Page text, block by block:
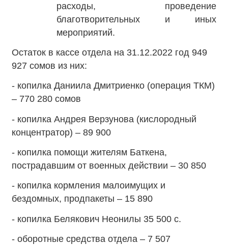
расходы, проведение
благотворительных и иных
мероприятий.
Остаток в кассе отдела на 31.12.2022 год 949
927 сомов из них:
- копилка Даниила Дмитриенко (операция ТКМ)
– 770 280 сомов
- копилка Андрея Верзунова (кислородный
концентратор) – 89 900
- копилка помощи жителям Баткена,
пострадавшим от военных действии – 30 850
- копилка кормления малоимущих и
бездомных, продпакеты – 15 890
- копилка Белякович Неонилы 35 500 с.
- оборотные средства отдела – 7 507